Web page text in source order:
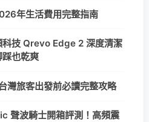
年生活費用完整指南
科技 Qrevo Edge 2 深度清潔
也乾爽
灣旅客出發前必讀完整攻略
聲波騎士開箱評測！高頻震